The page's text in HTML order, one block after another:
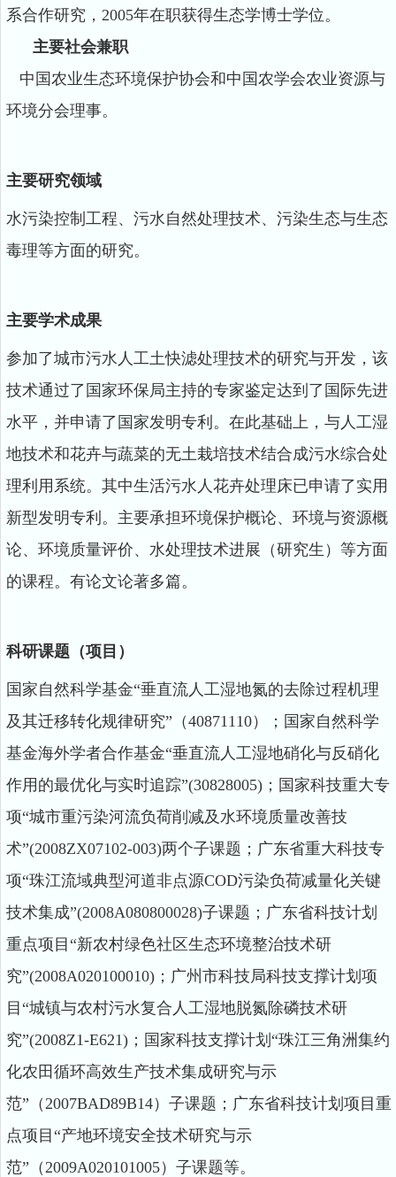
系合作研究，2005年在职获得生态学博士学位。
主要社会兼职
中国农业生态环境保护协会和中国农学会农业资源与
环境分会理事。
主要研究领域
水污染控制工程、污水自然处理技术、污染生态与生态
毒理等方面的研究。
主要学术成果
参加了城市污水人工土快滤处理技术的研究与开发，该
技术通过了国家环保局主持的专家鉴定达到了国际先进
水平，并申请了国家发明专利。在此基础上，与人工湿
地技术和花卉与蔬菜的无土栽培技术结合成污水综合处
理利用系统。其中生活污水人花卉处理床已申请了实用
新型发明专利。主要承担环境保护概论、环境与资源概
论、环境质量评价、水处理技术进展（研究生）等方面
的课程。有论文论著多篇。
科研课题（项目）
国家自然科学基金“垂直流人工湿地氮的去除过程机理
及其迁移转化规律研究”（40871110）；国家自然科学
基金海外学者合作基金“垂直流人工湿地硝化与反硝化
作用的最优化与实时追踪”(30828005)；国家科技重大专
项“城市重污染河流负荷削减及水环境质量改善技
术”(2008ZX07102-003)两个子课题；广东省重大科技专
项“珠江流域典型河道非点源COD污染负荷减量化关键
技术集成”(2008A080800028)子课题；广东省科技计划
重点项目“新农村绿色社区生态环境整治技术研
究”(2008A020100010)；广州市科技局科技支撑计划项
目“城镇与农村污水复合人工湿地脱氮除磷技术研
究”(2008Z1-E621)；国家科技支撑计划“珠江三角洲集约
化农田循环高效生产技术集成研究与示
范”（2007BAD89B14）子课题；广东省科技计划项目重
点项目“产地环境安全技术研究与示
范”（2009A020101005）子课题等。